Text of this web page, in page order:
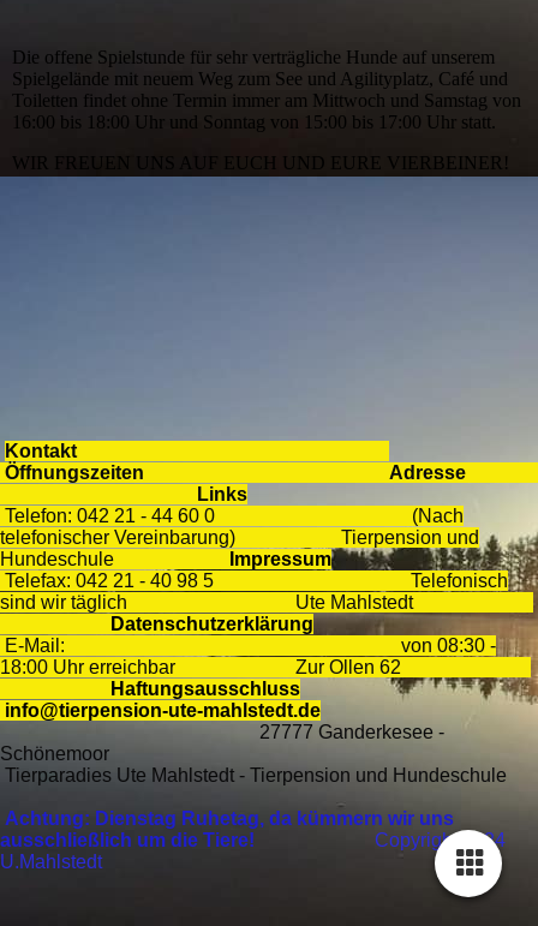
Die offene Spielstunde für sehr verträgliche Hunde auf unserem
Spielgelände mit neuem Weg zum See und Agilityplatz, Café und
Toiletten findet ohne Termin immer am Mittwoch und Samstag von
16:00 bis 18:00 Uhr und Sonntag von 15:00 bis 17:00 Uhr statt.
WIR FREUEN UNS AUF EUCH UND EURE VIERBEINER!
Kontakt
Öffnungszeiten
Adresse
Links
Telefon: 042 21 - 44 60 0 (Nach
telefonischer Vereinbarung) Tierpension und
Hundeschule
Impressum
Telefax: 042 21 - 40 98 5 Telefonisch
sind wir täglich Ute Mahlstedt
Datenschutzerklärung
E-Mail: von 08:30 -
18:00 Uhr erreichbar Zur Ollen 62
Haftungsausschluss
info@tierpension-ute-mahlstedt.de
27777 Ganderkesee -
Schönemoor
Tierparadies Ute Mahlstedt - Tierpension und Hundeschule
Achtung: Dienstag Ruhetag, da kümmern wir uns
ausschließlich um die Tiere!
Copyright 2024
U.Mahlstedt